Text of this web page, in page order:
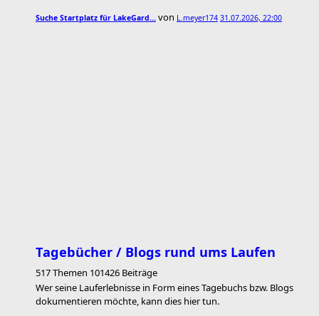
Suche Startplatz für LakeGard… von L.meyer174 31.07.2026, 22:00
Tagebücher / Blogs rund ums Laufen
517 Themen 101426 Beiträge
Wer seine Lauferlebnisse in Form eines Tagebuchs bzw. Blogs
dokumentieren möchte, kann dies hier tun.